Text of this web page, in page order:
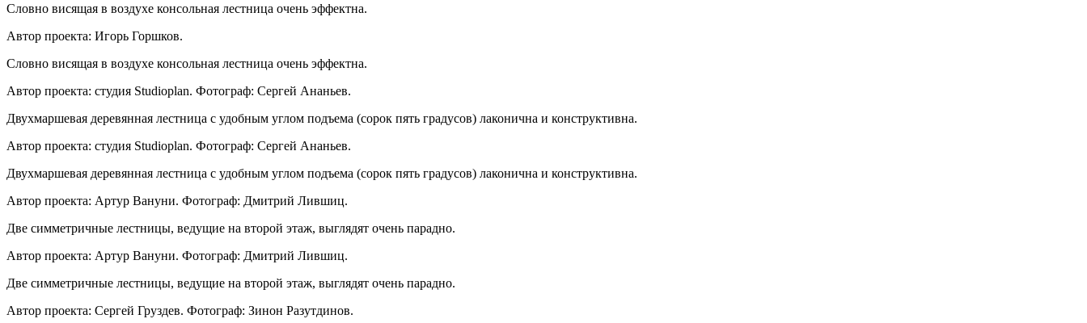
Словно висящая в воздухе консольная лестница очень эффектна.
Автор проекта: Игорь Горшков.
Словно висящая в воздухе консольная лестница очень эффектна.
Автор проекта: студия Studioplan. Фотограф: Сергей Ананьев.
Двухмаршевая деревянная лестница с удобным углом подъема (сорок пять градусов) лаконична и конструктивна.
Автор проекта: студия Studioplan. Фотограф: Сергей Ананьев.
Двухмаршевая деревянная лестница с удобным углом подъема (сорок пять градусов) лаконична и конструктивна.
Автор проекта: Артур Вануни. Фотограф: Дмитрий Лившиц.
Две симметричные лестницы, ведущие на второй этаж, выглядят очень парадно.
Автор проекта: Артур Вануни. Фотограф: Дмитрий Лившиц.
Две симметричные лестницы, ведущие на второй этаж, выглядят очень парадно.
Автор проекта: Сергей Груздев. Фотограф: Зинон Разутдинов.